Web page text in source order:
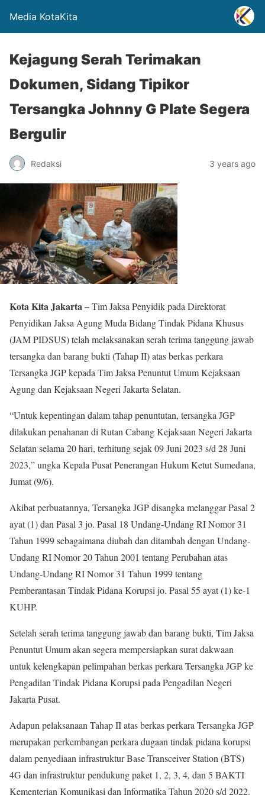
Media KotaKita
Kejagung Serah Terimakan
Dokumen, Sidang Tipikor
Tersangka Johnny G Plate Segera
Bergulir
Redaksi 3 years ago
Kota Kita Jakarta –Tim Jaksa Penyidik pada Direktorat
Penyidikan Jaksa Agung Muda Bidang Tindak Pidana Khusus
(JAM PIDSUS) telah melaksanakan serah terima tanggung jawab
tersangka dan barang bukti (Tahap II) atas berkas perkara
Tersangka JGP kepada Tim Jaksa Penuntut Umum Kejaksaan
Agung dan Kejaksaan Negeri Jakarta Selatan.
“Untuk kepentingan dalam tahap penuntutan, tersangka JGP
dilakukan penahanan di Rutan Cabang Kejaksaan Negeri Jakarta
Selatan selama 20 hari, terhitung sejak 09 Juni 2023 s/d 28 Juni
2023,” ungka Kepala Pusat Penerangan Hukum Ketut Sumedana,
Jumat (9/6).
Akibat perbuatannya, Tersangka JGP disangka melanggar Pasal 2
ayat (1) dan Pasal 3 jo. Pasal 18 Undang-Undang RI Nomor 31
Tahun 1999 sebagaimana diubah dan ditambah dengan Undang-
Undang RI Nomor 20 Tahun 2001 tentang Perubahan atas
Undang-Undang RI Nomor 31 Tahun 1999 tentang
Pemberantasan Tindak Pidana Korupsi jo. Pasal 55 ayat (1) ke-1
KUHP.
Setelah serah terima tanggung jawab dan barang bukti, Tim Jaksa
Penuntut Umum akan segera mempersiapkan surat dakwaan
untuk kelengkapan pelimpahan berkas perkara Tersangka JGP ke
Pengadilan Tindak Pidana Korupsi pada Pengadilan Negeri
Jakarta Pusat.
Adapun pelaksanaan Tahap II atas berkas perkara Tersangka JGP
merupakan perkembangan perkara dugaan tindak pidana korupsi
dalam penyediaan infrastruktur Base Transceiver Station (BTS)
4G dan infrastruktur pendukung paket 1, 2, 3, 4, dan 5 BAKTI
Kementerian Komunikasi dan Informatika Tahun 2020 s/d 2022.